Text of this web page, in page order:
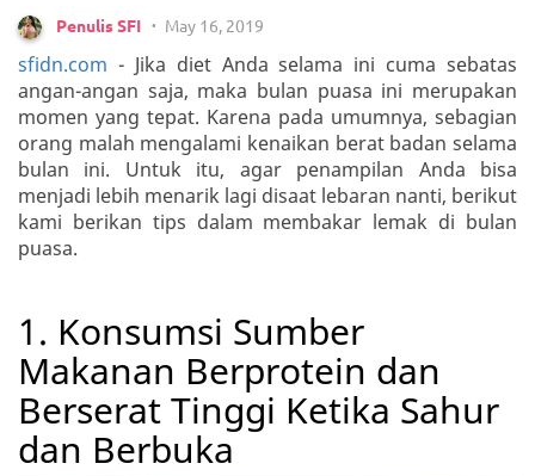
Penulis SFI • May 16, 2019
sfidn.com - Jika diet Anda selama ini cuma sebatas
angan-angan saja, maka bulan puasa ini merupakan
momen yang tepat. Karena pada umumnya, sebagian
orang malah mengalami kenaikan berat badan selama
bulan ini. Untuk itu, agar penampilan Anda bisa
menjadi lebih menarik lagi disaat lebaran nanti, berikut
kami berikan tips dalam membakar lemak di bulan
puasa.
1. Konsumsi Sumber
Makanan Berprotein dan
Berserat Tinggi Ketika Sahur
dan Berbuka